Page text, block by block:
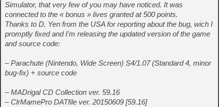
Simulator, that very few of you may have noticed. It was
connected to the « bonus » lives granted at 500 points.
Thanks to D. Yen from the USA for reporting about the bug, wich I
promptly fixed and I’m releasing the updated version of the game
and source code:
– Parachute (Nintendo, Wide Screen) S4/1.07 (Standard 4, minor
bug-fix) + source code
– MADrigal CD Collection ver. 59.16
– ClrMamePro DATfile ver. 20150609 [59.16]